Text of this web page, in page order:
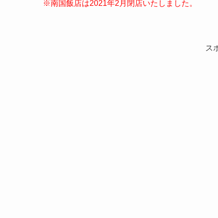
※南国飯店は2021年2月閉店いたしました。
ス